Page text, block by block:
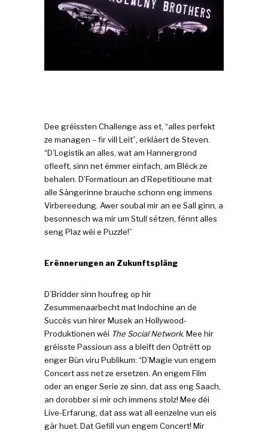
Dee gréissten Challenge ass et, “alles perfekt
ze managen – fir vill Leit”, erkläert de Steven.
“D’Logistik an alles, wat am Hannergrond
ofleeft, sinn net ëmmer einfach, am Bléck ze
behalen. D’Formatioun an d’Repetitioune mat
alle Sängerinne brauche schonn eng immens
Virbereedung. Awer soubal mir an ee Sall ginn, a
besonnesch wa mir um Stull sëtzen, fënnt alles
seng Plaz wéi e Puzzle!”
Erënnerungen an Zukunftspläng
D’Bridder sinn houfreg op hir
Zesummenaarbecht mat Indochine an de
Succès vun hirer Musek an Hollywood-
Produktionen wéi The Social Network. Mee hir
gréisste Passioun ass a bleift den Optrëtt op
enger Bün viru Publikum: “D’Magie vun engem
Concert ass net ze ersetzen. An engem Film
oder an enger Serie ze sinn, dat ass eng Saach,
an dorobber si mir och immens stolz! Mee déi
Live-Erfarung, dat ass wat all eenzelne vun eis
gär huet. Dat Gefill vun engem Concert! Mir